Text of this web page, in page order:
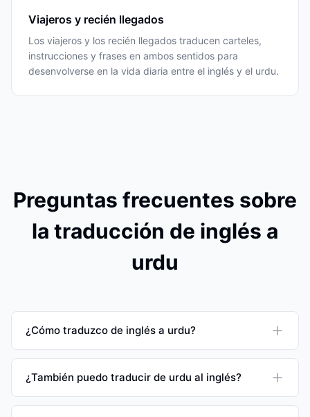
Viajeros y recién llegados
Los viajeros y los recién llegados traducen carteles,
instrucciones y frases en ambos sentidos para
desenvolverse en la vida diaria entre el inglés y el urdu.
Preguntas frecuentes sobre
la traducción de inglés a
urdu
¿Cómo traduzco de inglés a urdu?
¿También puedo traducir de urdu al inglés?